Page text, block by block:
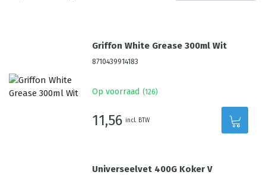
Griffon White Grease 300ml Wit
8710439914183
Op voorraad (126)
11,56 incl. BTW
Universeelvet 400G Koker V